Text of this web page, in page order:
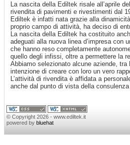
La nascita della Ediltek risale all’aprile
rivendita di pavimenti e rivestimenti dal
Ediltek è infatti nata grazie alla
proprio campo di attività, ha deciso di
La nascita della Ediltek ha costituito
adeguati alla nuova linea d’impresa con
che hanno reso completamente
quello degli infissi, oltre a permettere la
Abbiamo selezionato alcune aziende,
intenzione di creare con loro un vero
L’attività di rivendita è affidata a
anche dal punto di vista della
© Copyright 2026 - www.ediltek.it
powered by bluehat